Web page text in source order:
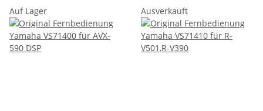
Auf Lager Ausverkauft